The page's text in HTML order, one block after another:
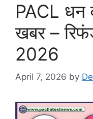
PACL धन
खबर –
2026
April 7, 2026 by